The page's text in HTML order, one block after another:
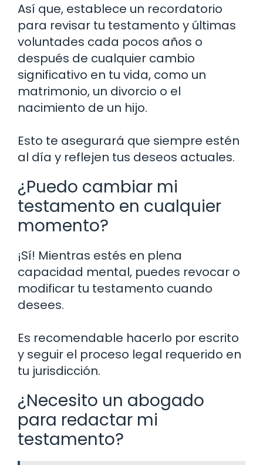
Así que, establece un recordatorio
para revisar tu testamento y últimas
voluntades cada pocos años o
después de cualquier cambio
significativo en tu vida, como un
matrimonio, un divorcio o el
nacimiento de un hijo.
Esto te asegurará que siempre estén
al día y reflejen tus deseos actuales.
¿Puedo cambiar mi
testamento en cualquier
momento?
¡Sí! Mientras estés en plena
capacidad mental, puedes revocar o
modificar tu testamento cuando
desees.
Es recomendable hacerlo por escrito
y seguir el proceso legal requerido en
tu jurisdicción.
¿Necesito un abogado
para redactar mi
testamento?